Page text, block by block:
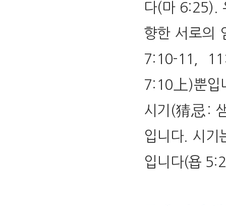
다(마 6:25).
향한 서로의
7:10-11,
7:10上)뿐입
시기(猜忌:
입니다. 시기
입니다(욥